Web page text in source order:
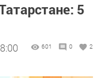
5
601 0 2